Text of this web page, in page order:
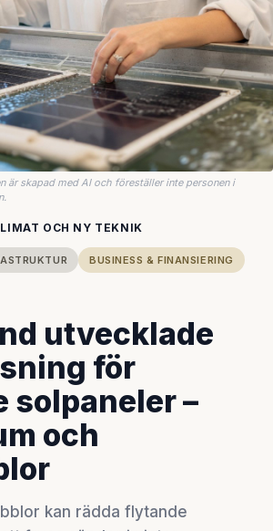
är skapad med AI och föreställer inte personen i
OCH NY TEKNIK
BUSINESS & FINANSIERING
utvecklade
för
solpaneler –
och
kan rädda flytande